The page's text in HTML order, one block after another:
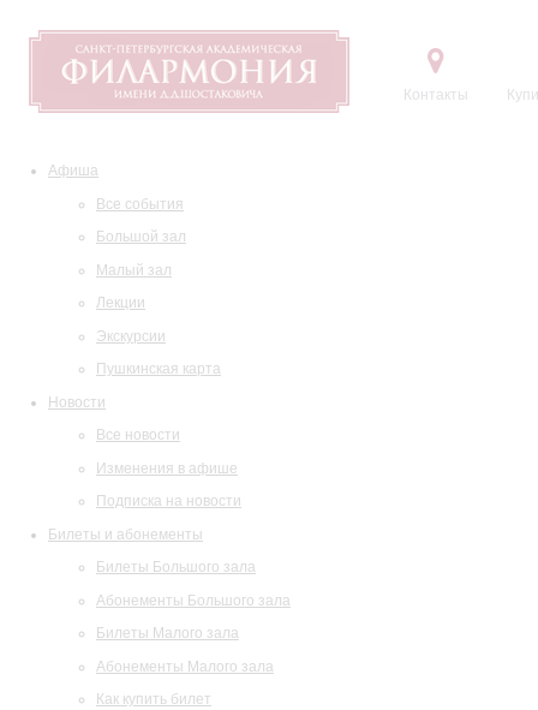
Контакты
Афиша
Все события
Большой зал
Малый зал
Лекции
Экскурсии
Пушкинская карта
Новости
Все новости
Изменения в афише
Подписка на новости
Билеты и абонементы
Билеты Большого зала
Абонементы Большого зала
Билеты Малого зала
Абонементы Малого зала
Как купить билет